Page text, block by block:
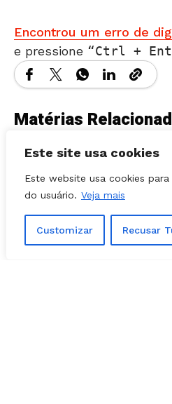
Este site usa cookies
Este website usa cookies
do usuário. Veja mais
Customizar Recusar
Matérias